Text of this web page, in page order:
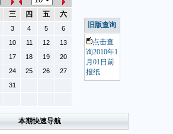
三 四 五 六
3 4 5
6
10 11 12
13
17 18 19
20
24 25 26
27
31
旧版查询
点击查
询2010年1
月01日前
报纸
本期快速导航